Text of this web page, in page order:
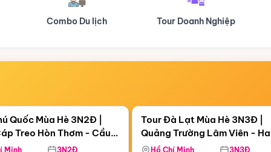
Tour Doanh Nghiệp Du lịch Hành Hương
01:49:13
Treo Hòn Thơm
Quốc Mùa Hè 3N2Đ |
Treo Hòn Thơm - Cầu
Viên Nước Aquatopia
Minh 3N2Đ
Còn06 ngày 01:49:13
Tour Đà Lạt Mùa Hè 3N3Đ |
Quảng Trường Lâm Viên -
Hill - Puppy Farm
Hồ Chí Minh 3N3Đ